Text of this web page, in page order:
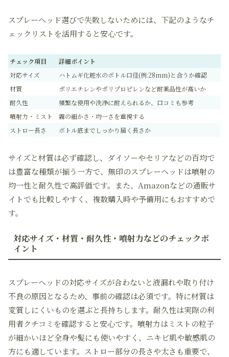
スプレーヘッド選びで失敗しないためには、下記のようなチ
ェックリストを活用すると安心です。
チェック項目
詳細ポイント
対応サイズ
ハトムギ化粧水のボトル口径(例:28mm)と合うか確認
材質
ポリエチレンやポリプロピレンなど耐薬品性が高いか
耐久性
頻繁な使用や洗浄に耐えられるか、口コミも参考
噴射力・ミスト
霧の細かさ・均一さを重視する
ストロー長さ
ボトル底までしっかり届く長さか
サイズと材質は必ず確認し、ダイソーやセリアなどの百均で
は豊富な種類が揃う一方で、無印のスプレーヘッドは噴射の
均一性と耐久性で高評価です。また、Amazonなどの通販サ
イトでも比較しやすく、複数購入時や予備用にもおすすめで
す。
対応サイズ・材質・耐久性・噴射力などのチェックポ
イント
スプレーヘッドの対応サイズが合わないと液漏れや取り付け
不良の原因となるため、事前の確認は必須です。特に材質は
変質しにくいものを選ぶと長持ちします。耐久性は実際の利
用者クチコミを確認すると安心です。噴射力はミストの粒子
が細かいほど全身や髪にも使いやすく、ニキビ肌や敏感肌の
方にも適しています。ストロー部分の長さや太さも重要で、